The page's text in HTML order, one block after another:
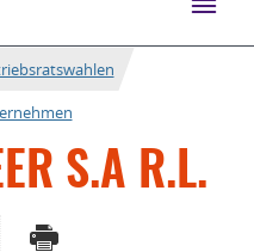
S.A R.L.
TEILEN
DRUCKEN